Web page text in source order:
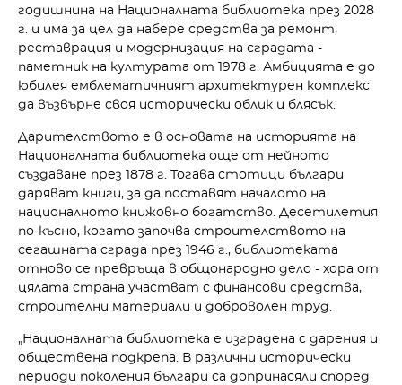
годишнина на Националната библиотека през 2028
г. и има за цел да набере средства за ремонт,
реставрация и модернизация на сградата -
паметник на културата от 1978 г. Амбицията е до
юбилея емблематичният архитектурен комплекс
да възвърне своя исторически облик и блясък.
Дарителството е в основата на историята на
Националната библиотека още от нейното
създаване през 1878 г. Тогава стотици българи
даряват книги, за да поставят началото на
националното книжовно богатство. Десетилетия
по-късно, когато започва строителството на
сегашната сграда през 1946 г., библиотеката
отново се превръща в общонародно дело - хора от
цялата страна участват с финансови средства,
строителни материали и доброволен труд.
„Националната библиотека е изградена с дарения и
обществена подкрепа. В различни исторически
периоди поколения българи са допринасяли според